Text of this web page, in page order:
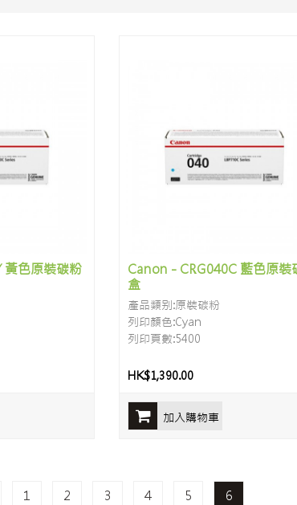
黃色原裝碳粉
Canon - CRG040C 藍色原裝
盒
產品類别:原裝碳粉
列印顏色:Cyan
列印頁數:5400
HK$1,390.00
加入購物車
1 2 3 4 5 6